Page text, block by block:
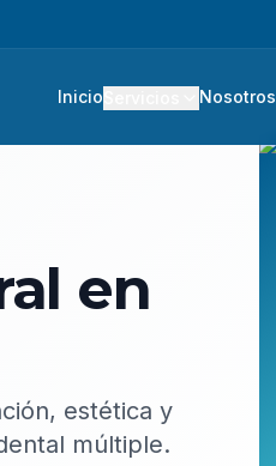
Inicio Nosotros
en
estética y
múltiple.